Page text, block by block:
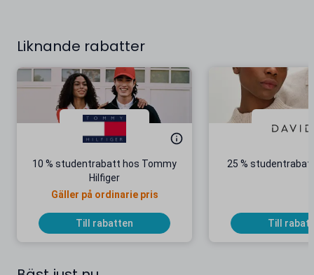
Liknande rabatter
10 % studentrabatt hos Tommy
Hilfiger
Gäller på ordinarie pris
Till rabatten
25 %
Till